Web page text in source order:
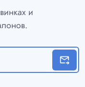
и
forward_to_inbox